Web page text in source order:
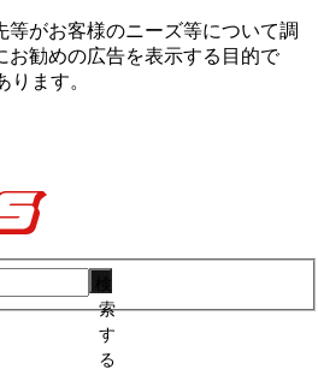
等がお客様のニーズ等について調
お勧めの広告を表⽰する⽬的で
ります。
索
す
る